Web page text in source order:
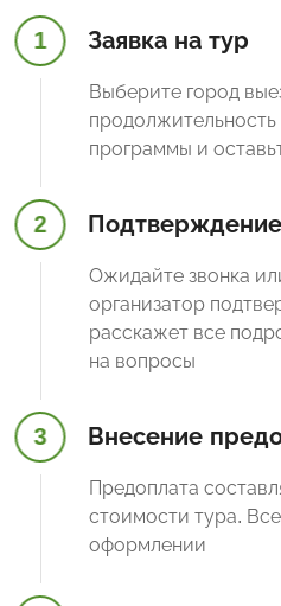
1 Заявка на тур
Выберите город
продолжительность
программы и
2 Подтверждение
Ожидайте звонка
организатор
расскажет все
на вопросы
3 Внесение
Предоплата
стоимости тура.
оформлении